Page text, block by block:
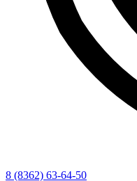
8 (8362) 63-64-50